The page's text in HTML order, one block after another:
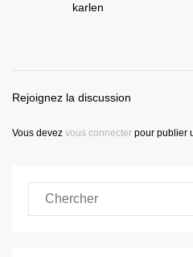
karlen
Rejoignez la discussion
Vous devez vous connecter pour publier